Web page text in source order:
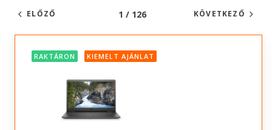
ELŐZŐ 1 / 126 KÖVETKEZŐ
RAKTÁRON KIEMELT AJÁNLAT